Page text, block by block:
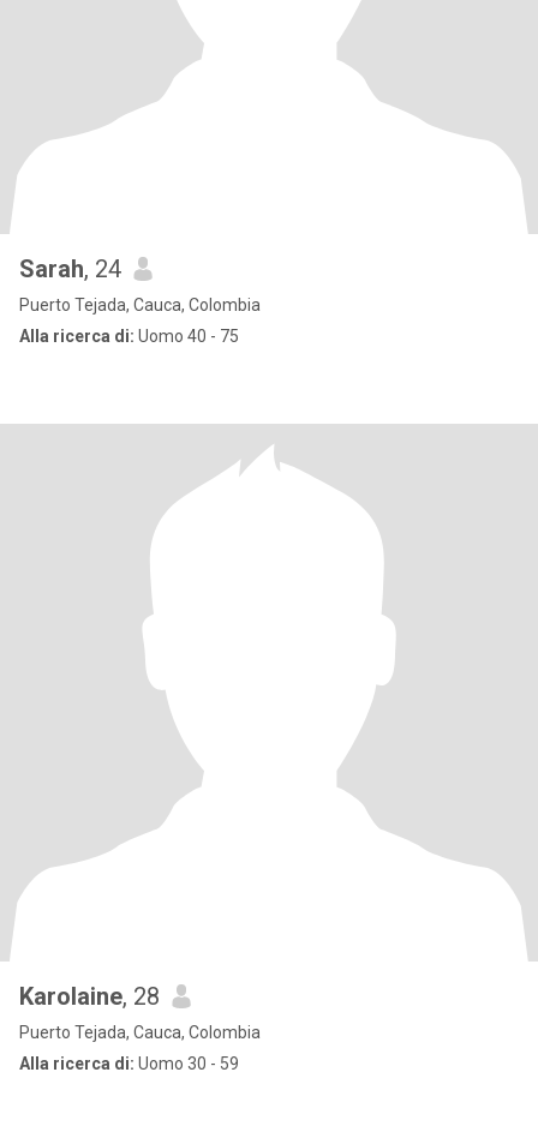
Sarah, 24
Puerto Tejada, Cauca, Colombia
Alla ricerca di: Uomo 40 - 75
Karolaine, 28
Puerto Tejada, Cauca, Colombia
Alla ricerca di: Uomo 30 - 59